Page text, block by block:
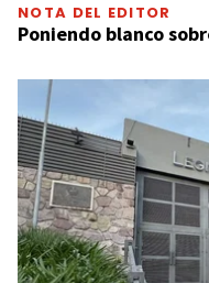
NOTA DEL EDITOR
Poniendo blanco